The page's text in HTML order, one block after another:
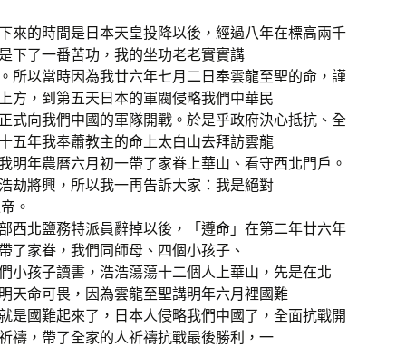
來的時間是日本天皇投降以後，經過八年在標高兩千
下了一番苦功，我的坐功老老實實講
所以當時因為我廿六年七月二日奉雲龍至聖的命，謹
方，到第五天日本的軍閥侵略我們中華民
式向我們中國的軍隊開戰。於是乎政府決心抵抗、全
五年我奉蕭教主的命上太白山去拜訪雲龍
明年農曆六月初一帶了家眷上華山、看守西北門戶。
劫將興，所以我一再告訴大家：我是絕對
。
西北鹽務特派員辭掉以後，「遵命」在第二年廿六年
了家眷，我們同師母、四個小孩子、
小孩子讀書，浩浩蕩蕩十二個人上華山，先是在北
天命可畏，因為雲龍至聖講明年六月裡國難
是國難起來了，日本人侵略我們中國了，全面抗戰開
禱，帶了全家的人祈禱抗戰最後勝利，一